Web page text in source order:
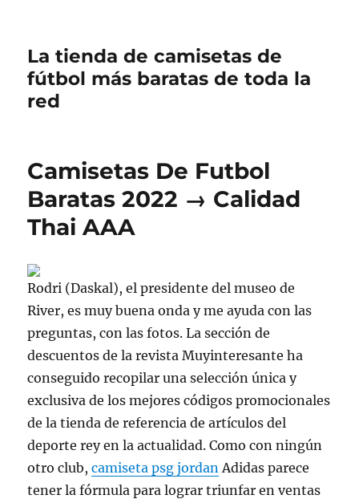
La tienda de camisetas de
fútbol más baratas de toda la
red
Camisetas De Futbol
Baratas 2022 → Calidad
Thai AAA
Rodri (Daskal), el presidente del museo de
River, es muy buena onda y me ayuda con las
preguntas, con las fotos. La sección de
descuentos de la revista Muyinteresante ha
conseguido recopilar una selección única y
exclusiva de los mejores códigos promocionales
de la tienda de referencia de artículos del
deporte rey en la actualidad. Como con ningún
otro club,camiseta psg jordanAdidas parece
tener la fórmula para lograr triunfar en ventas